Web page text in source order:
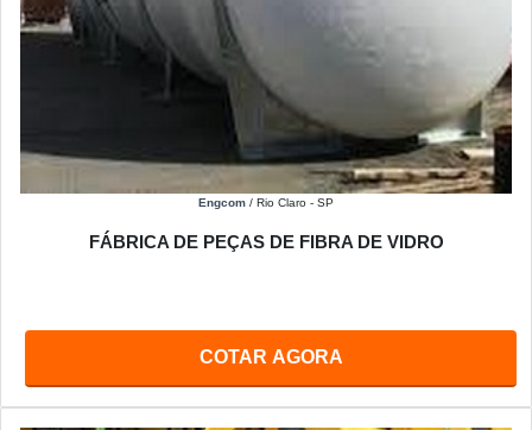
Engcom / Rio Claro - SP
FÁBRICA DE PEÇAS DE FIBRA DE VIDRO
COTAR AGORA